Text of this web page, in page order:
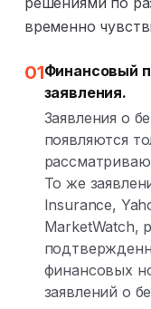
временно
01Финансовый
заявления.
Заявления о
появляются
То же
Insurance,
MarketWatch,
финансовых
заявлений о